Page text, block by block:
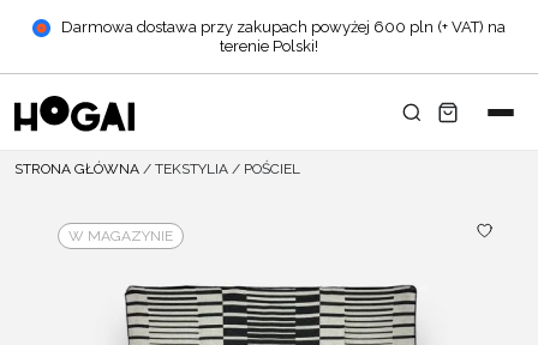
Darmowa dostawa przy zakupach powyżej 600 pln (+ VAT) na
terenie Polski!
STRONA GŁÓWNA / TEKSTYLIA / POŚCIEL
W MAGAZYNIE